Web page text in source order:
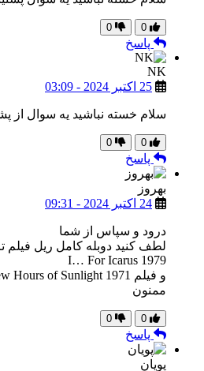
0
0
پاسخ
NK
25 اکتبر 2024 - 03:09
سلام خسته نباشید یه سوال از
0
0
پاسخ
بهروز
24 اکتبر 2024 - 09:31
درود و سپاس از شما
لطف کنید دوبله کامل ریل فیلم
I… For Icarus 1979
ممنون
0
0
پاسخ
پویان